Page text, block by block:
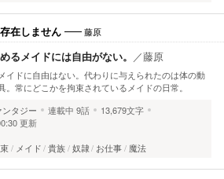
在しません 藤原
るメイドには自由がない。 ／藤原
イドに自由はない。代わりに与えられたのは体の動
。常にどこかを拘束されているメイドの日常。
タジー 連載中 9話
13,679文字
更新
メイド 貴族 奴隷 お仕事 魔法